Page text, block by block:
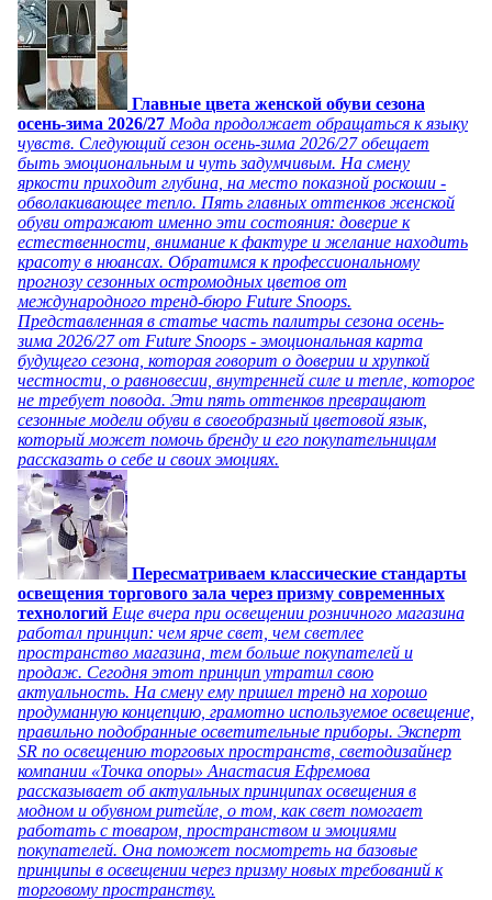
Главные цвета женской обуви сезона
осень-зима 2026/27 Мода продолжает обращаться к языку
чувств. Следующий сезон осень-зима 2026/27 обещает
быть эмоциональным и чуть задумчивым. На смену
яркости приходит глубина, на место показной роскоши -
обволакивающее тепло. Пять главных оттенков женской
обуви отражают именно эти состояния: доверие к
естественности, внимание к фактуре и желание находить
красоту в нюансах. Обратимся к профессиональному
прогнозу сезонных остромодных цветов от
международного тренд-бюро Future Snoops.
Представленная в статье часть палитры сезона осень-
зима 2026/27 от Future Snoops - эмоциональная карта
будущего сезона, которая говорит о доверии и хрупкой
честности, о равновесии, внутренней силе и тепле, которое
не требует повода. Эти пять оттенков превращают
сезонные модели обуви в своеобразный цветовой язык,
который может помочь бренду и его покупательницам
рассказать о себе и своих эмоциях.
Пересматриваем классические стандарты
освещения торгового зала через призму современных
технологий Еще вчера при освещении розничного магазина
работал принцип: чем ярче свет, чем светлее
пространство магазина, тем больше покупателей и
продаж. Сегодня этот принцип утратил свою
актуальность. На смену ему пришел тренд на хорошо
продуманную концепцию, грамотно используемое освещение,
правильно подобранные осветительные приборы. Эксперт
SR по освещению торговых пространств, светодизайнер
компании «Точка опоры» Анастасия Ефремова
рассказывает об актуальных принципах освещения в
модном и обувном ритейле, о том, как свет помогает
работать с товаром, пространством и эмоциями
покупателей. Она поможет посмотреть на базовые
принципы в освещении через призму новых требований к
торговому пространству.